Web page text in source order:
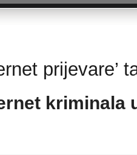
prijevare’
kriminala